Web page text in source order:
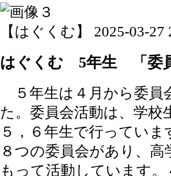
【はぐくむ】 2025-03-27
はぐくむ 5年生 「委
５年生は４月から委員
た。委員会活動は、学
５，６年生で行ってい
８つの委員会があり、
もって活動しています